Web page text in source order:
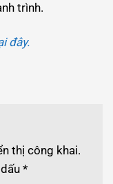
trình.
đây.
thị công khai.
*